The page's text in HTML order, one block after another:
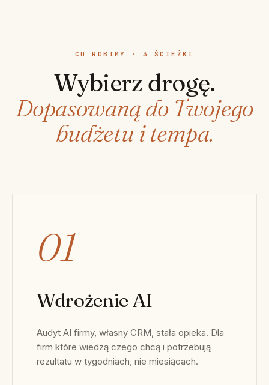
CO ROBIMY · 3 ŚCIEŻKI
Wybierz drogę.
Dopasowaną do Twojego
budżetu i tempa.
01
Wdrożenie AI
Audyt AI firmy, własny CRM, stała opieka. Dla
firm które wiedzą czego chcą i potrzebują
rezultatu w tygodniach, nie miesiącach.